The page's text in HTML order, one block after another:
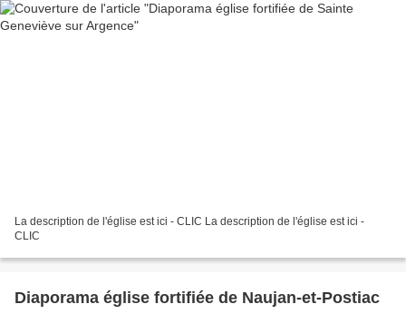
La description de l'église est ici - CLIC La description de l'église est ici -
CLIC
Diaporama église fortifiée de Naujan-et-Postiac